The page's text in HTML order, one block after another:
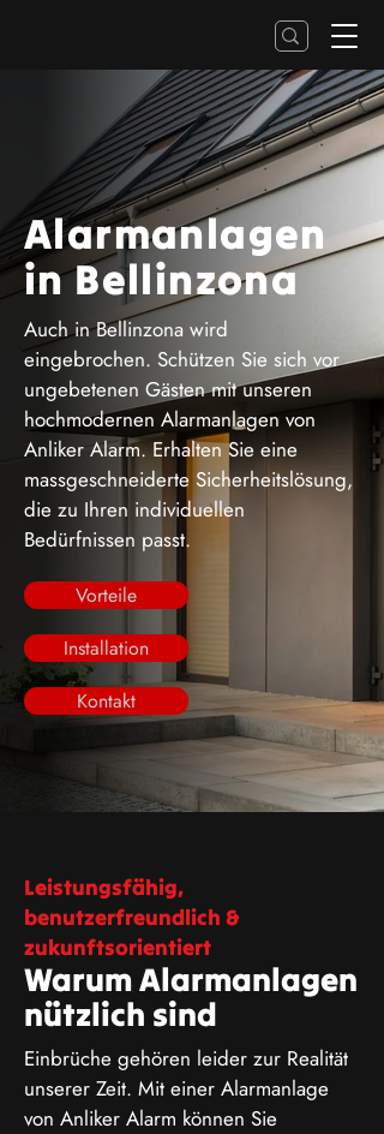
Alarmanlagen
in Bellinzona
Auch in Bellinzona wird
eingebrochen. Schützen Sie sich vor
ungebetenen Gästen mit unseren
hochmodernen Alarmanlagen von
Anliker Alarm. Erhalten Sie eine
massgeschneiderte Sicherheitslösung,
die zu Ihren individuellen
Bedürfnissen passt.
Vorteile
Installation
Kontakt
Leistungsfähig,
benutzerfreundlich &
zukunftsorientiert
Warum Alarmanlagen
nützlich sind
Einbrüche gehören leider zur Realität
unserer Zeit. Mit einer Alarmanlage
von Anliker Alarm können Sie